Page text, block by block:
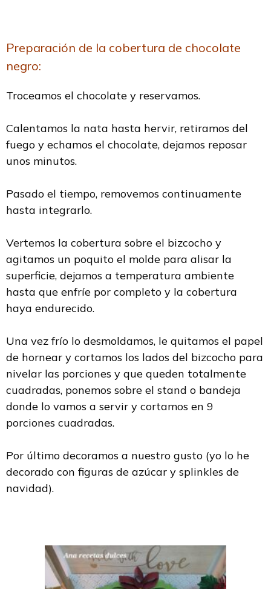
Preparación de la cobertura de chocolate
negro:
Troceamos el chocolate y reservamos.
Calentamos la nata hasta hervir, retiramos del
fuego y echamos el chocolate, dejamos reposar
unos minutos.
Pasado el tiempo, removemos continuamente
hasta integrarlo.
Vertemos la cobertura sobre el bizcocho y
agitamos un poquito el molde para alisar la
superficie, dejamos a temperatura ambiente
hasta que enfríe por completo y la cobertura
haya endurecido.
Una vez frío lo desmoldamos, le quitamos el papel
de hornear y cortamos los lados del bizcocho para
nivelar las porciones y que queden totalmente
cuadradas, ponemos sobre el stand o bandeja
donde lo vamos a servir y cortamos en 9
porciones cuadradas.
Por último decoramos a nuestro gusto (yo lo he
decorado con figuras de azúcar y splinkles de
navidad).